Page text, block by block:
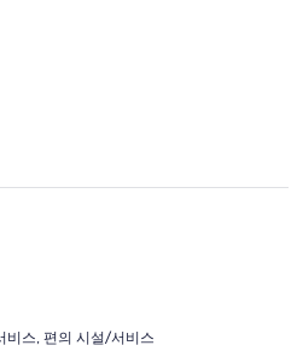
비스, 편의 시설/서비스